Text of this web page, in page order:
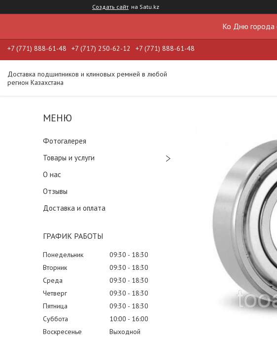
Создать сайт на Satu.kz
Ко Дню города
+7 (771) 888-61-48 +7 (717) 250-62-12 +7 (771) 888-61-48
Доставка подшипников и клиновых ремней в любой
регион Казахстана
Фотогалерея
Товары и услуги
О нас
Отзывы
Доставка и оплата
ГРАФИК РАБОТЫ
Понедельник 09:30
18:30
Вторник
09:30
18:30
Среда
09:30
18:30
Четверг
09:30
18:30
Пятница
09:30
18:30
Суббота
10:00
16:00
Воскресенье
Выходной